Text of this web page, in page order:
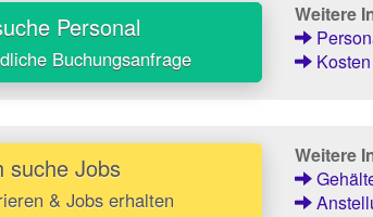
Personal
Buchungsanfrage
Weitere
Kosten
suche Jobs
& Jobs erhalten
Weitere